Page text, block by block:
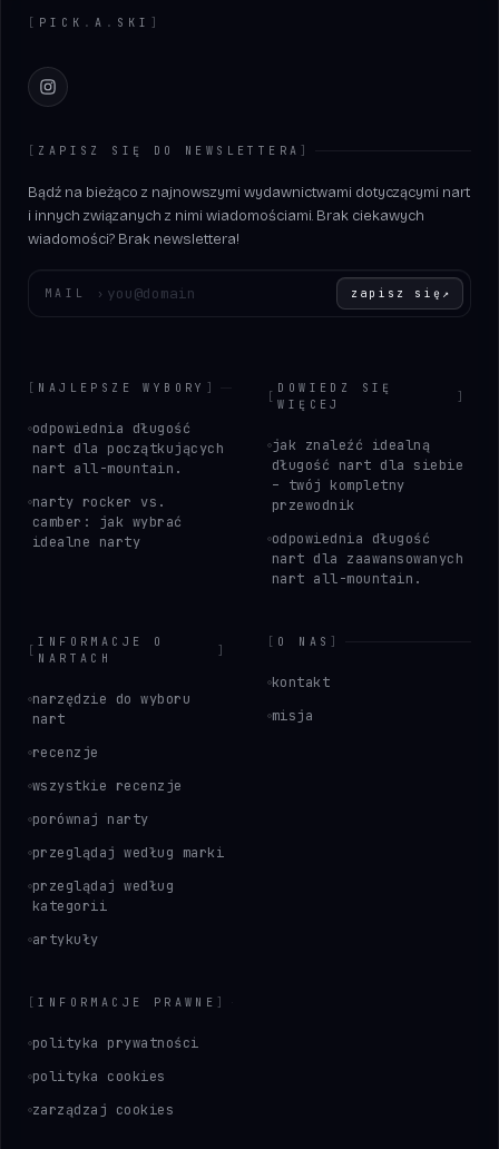
[ PICK . A . SKI ]
Instagram
[ ZAPISZ SIĘ DO NEWSLETTERA ]
Bądź na bieżąco z najnowszymi wydawnictwami dotyczącymi nart
i innych związanych z nimi wiadomościami. Brak ciekawych
wiadomości? Brak newslettera!
MAIL › zapisz się ↗
[ NAJLEPSZE WYBORY ]
odpowiednia długość
nart dla początkujących
nart all-mountain.
narty rocker vs.
camber: jak wybrać
idealne narty
[
DOWIEDZ SIĘ
WIĘCEJ
]
jak znaleźć idealną
długość nart dla siebie
– twój kompletny
przewodnik
odpowiednia długość
nart dla zaawansowanych
nart all-mountain.
[
INFORMACJE O
NARTACH
]
narzędzie do wyboru
nart
recenzje
wszystkie recenzje
porównaj narty
przeglądaj według marki
przeglądaj według
kategorii
artykuły
[ O NAS ]
kontakt
misja
[INFORMACJE PRAWNE ]
polityka prywatności
polityka cookies
zarządzaj cookies